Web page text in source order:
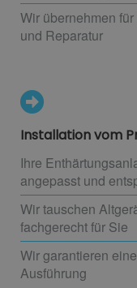
Wir übernehmen
und Reparatur
Installation vom
Ihre
angepasst und
Wir tauschen
fachgerecht für Sie
Wir garantieren
Ausführung